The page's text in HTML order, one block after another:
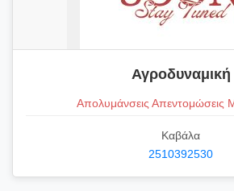
Αγροδυναμική
Απολυμάνσεις Απεντομώσεις
Καβάλα
2510392530